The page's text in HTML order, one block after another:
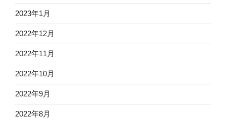
2023年1月
2022年12月
2022年11月
2022年10月
2022年9月
2022年8月